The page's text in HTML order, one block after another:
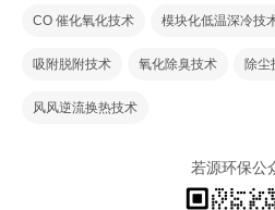
CO 催化氧化技术 模块化低温深冷技
吸附脱附技术 氧化除臭技术 除尘
风风逆流换热技术
若源环保公